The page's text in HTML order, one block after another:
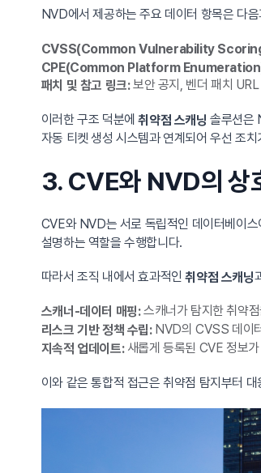
NVD에서 제공하는 주요 데이터 항목은 다
CVSS(Common Vulnerability
CPE(Common Platform
패치 및 참고 링크:보안 공지, 벤더 패치
이러한 구조 덕분에취약점 스캐닝 솔루션은
자동 티켓 생성 시스템과 연계되어 우선 조
3. CVE와 NVD의 상
CVE와 NVD는 서로 독립적인 데이터베이
설명하는 역할을 수행합니다.
따라서 조직 내에서 효과적인취약점 스캐닝
스캐너-데이터 매핑:스캐너가 탐지한 취약
리스크 기반 정책 수립:NVD의 CVSS 데이
지속적 업데이트:새롭게 등록된 CVE 정보
이와 같은 통합적 접근은 취약점 탐지부터